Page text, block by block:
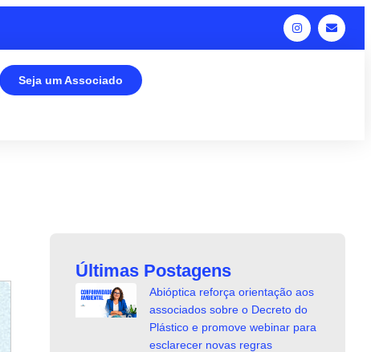
Seja um Associado
Últimas Postagens
Abióptica reforça orientação aos
associados sobre o Decreto do
Plástico e promove webinar para
esclarecer novas regras